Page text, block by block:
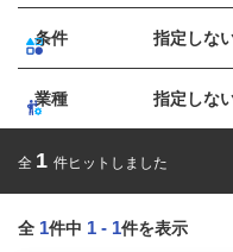
条件 指定しな
業種 指定しな
全 1 件ヒットしました
全 1件中 1 - 1件を表示